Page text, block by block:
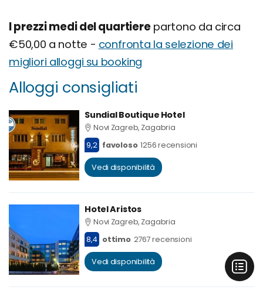
I prezzi medi del quartierepartono da circa
€50,00 a notte - confronta la selezione dei
migliori alloggi su booking
Alloggi consigliati
Sundial Boutique Hotel
Novi Zagreb, Zagabria
9,2 favoloso 1256 recensioni
Vedi disponibilità
Hotel Aristos
Novi Zagreb, Zagabria
8,4 ottimo 2767 recensioni
Vedi disponibilità